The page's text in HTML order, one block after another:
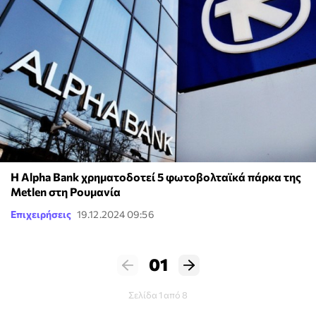
H Alpha Bank χρηματοδοτεί 5 φωτοβολταϊκά πάρκα της
Metlen στη Ρουμανία
Επιχειρήσεις 19.12.2024 09:56
01
Σελίδα 1 από 8